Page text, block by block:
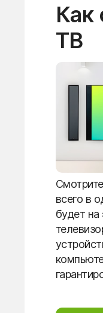
Как
ТВ
всего в
будет на